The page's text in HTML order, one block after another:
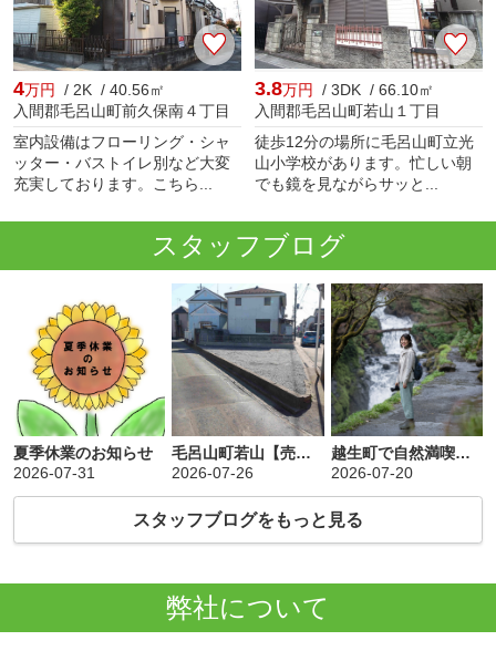
4万円
/ 2K / 40.56㎡
入間郡毛呂山町前久保南４丁目
室内設備はフローリング・シャ
ッター・バストイレ別など大変
充実しております。こちら...
3.8万円
/ 3DK / 66.10㎡
入間郡毛呂山町若山１丁目
徒歩12分の場所に毛呂山町立光
山小学校があります。忙しい朝
でも鏡を見ながらサッと...
スタッフブログ
夏季休業のお知らせ
2026-07-31
毛呂山町若山【売土地】140万円
2026-07-26
越生町で自然満喫できる黒山三滝とは？観光スポットの魅力と楽しみ方を紹介
2026-07-20
スタッフブログをもっと見る
弊社について